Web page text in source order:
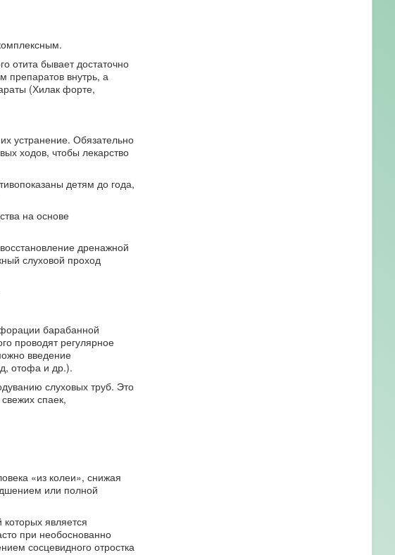
отита бывает достаточно
препаратов внутрь, а
(Хилак форте,
устранение. Обязательно
ходов, чтобы лекарство
детям до года,
на основе
дренажной
слуховой проход
барабанной
проводят регулярное
введение
отофа и др.).
слуховых труб. Это
спаек,
«из колеи», снижая
или полной
является
при необоснованно
сосцевидного отростка